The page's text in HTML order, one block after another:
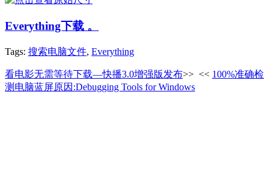
Everything下载 。
Tags: 搜索电脑文件, Everything
看电影无需等待下载—快播3.0增强版发布>> << 100%准确检
测电脑蓝屏原因:Debugging Tools for Windows